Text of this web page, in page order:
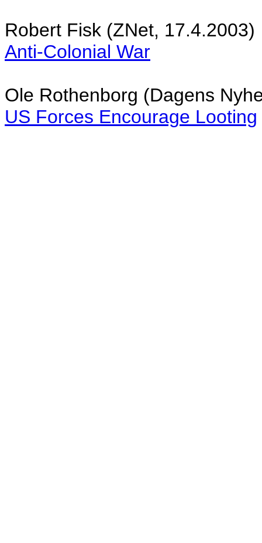
Robert Fisk (ZNet, 17.4.2003)
Anti-Colonial War
Ole Rothenborg (Dagens
US Forces Encourage Looting